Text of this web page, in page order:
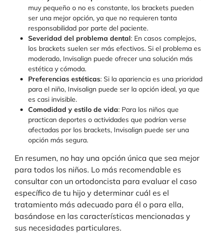
muy pequeño o no es constante, los brackets pueden
ser una mejor opción, ya que no requieren tanta
responsabilidad por parte del paciente.
Severidad del problema dental: En casos complejos,
los brackets suelen ser más efectivos. Si el problema es
moderado, Invisalign puede ofrecer una solución más
estética y cómoda.
Preferencias estéticas: Si la apariencia es una prioridad
para el niño, Invisalign puede ser la opción ideal, ya que
es casi invisible.
Comodidad y estilo de vida: Para los niños que
practican deportes o actividades que podrían verse
afectadas por los brackets, Invisalign puede ser una
opción más segura.
En resumen, no hay una opción única que sea mejor
para todos los niños. Lo más recomendable es
consultar con un ortodoncista para evaluar el caso
específico de tu hijo y determinar cuál es el
tratamiento más adecuado para él o para ella,
basándose en las características mencionadas y
sus necesidades particulares.